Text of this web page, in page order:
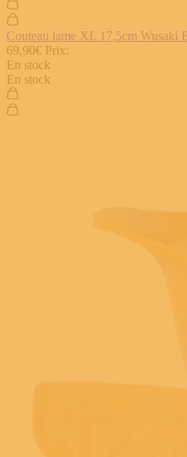
Couteau lame XL 17,5cm Wusaki
69,90€ Prix:
En stock
En stock